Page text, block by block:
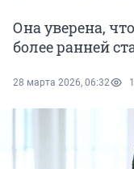
Она уверена,
более ранней
28 марта 2026, 06:32